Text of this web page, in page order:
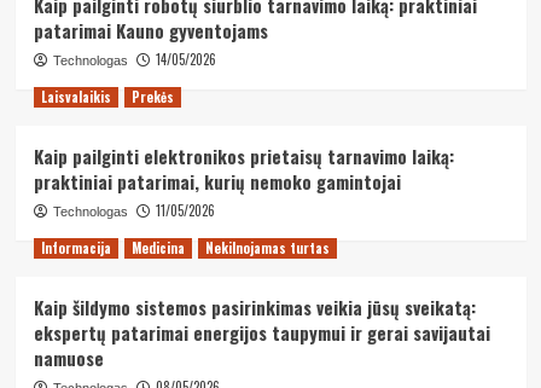
patarimai Kauno gyventojams
Technologas
14/05/2026
Laisvalaikis
Prekės
Kaip pailginti elektronikos prietaisų tarnavimo laiką:
praktiniai patarimai, kurių nemoko gamintojai
Technologas
11/05/2026
Informacija
Medicina Nekilnojamas turtas
Kaip šildymo sistemos pasirinkimas veikia jūsų sveikatą:
ekspertų patarimai energijos taupymui ir gerai savijautai
namuose